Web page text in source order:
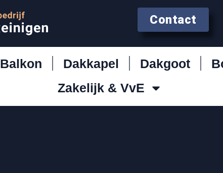
Contact
Balkon Dakkapel Dakgoot
Zakelijk & VvE